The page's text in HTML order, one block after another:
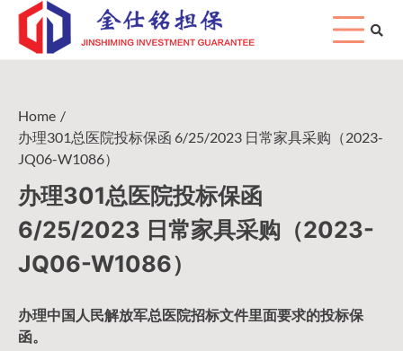
Skip
content
Home
办理301总医院投标保函 6/25/2023 日常家具采购（2023-
JQ06-W1086）
办理301总医院投标保函
6/25/2023 日常家具采购（2023-
JQ06-W1086）
办理中国人民解放军总医院招标文件里面要求的投标保
函。